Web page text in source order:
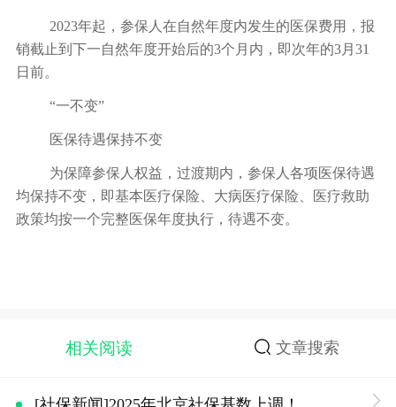
2023年起，参保人在自然年度内发生的医保费用，报
销截止到下一自然年度开始后的3个月内，即次年的3月31
日前。
“一不变”
医保待遇保持不变
为保障参保人权益，过渡期内，参保人各项医保待遇
均保持不变，即基本医疗保险、大病医疗保险、医疗救助
政策均按一个完整医保年度执行，待遇不变。
相关阅读 文章搜索